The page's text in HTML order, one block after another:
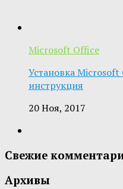
Microsoft Office
Установка
инструкция
20 Ноя, 2017
Свежие
Архивы